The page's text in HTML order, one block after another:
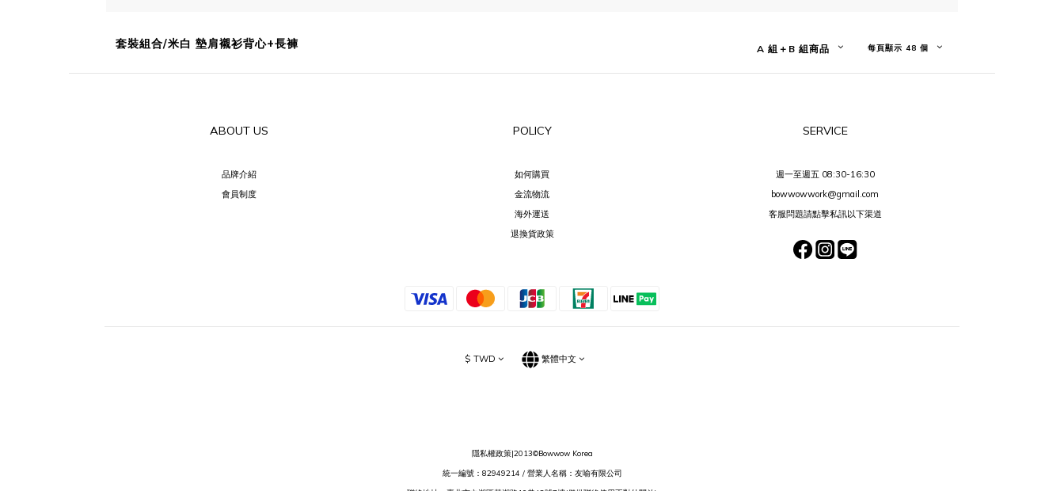
套裝組合/米白 墊肩襯衫背心+長褲 A 組＋B 組商品 每頁顯示 48 個
ABOUT US
品牌介紹
會員制度
POLICY
如何購買
金流物流
海外運送
退換貨政策
SERVICE
週一至週五 08:30-16:30
bowwowwork@gmail.com
客服問題請點擊私訊以下渠道
$ TWD 繁體中文
隱私權政策|2013©Bowwow Korea
統一編號：82949214 / 營業人名稱：友喻有限公司